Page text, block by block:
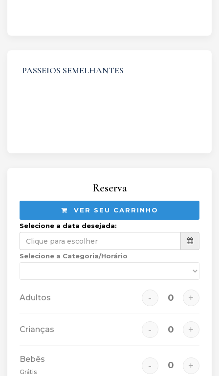
PASSEIOS SEMELHANTES
Reserva
VER SEU CARRINHO
Selecione a data desejada:
Selecione a Categoria/Horário
Adultos - +
Crianças - +
Bebês
Grátis
- +